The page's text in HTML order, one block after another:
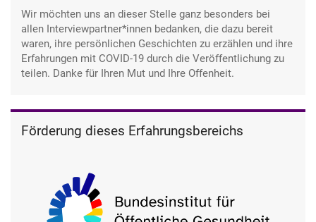
Wir möchten uns an dieser Stelle ganz besonders bei
allen Interviewpartner*innen bedanken, die dazu bereit
waren, ihre persönlichen Geschichten zu erzählen und ihre
Erfahrungen mit COVID-19 durch die Veröffentlichung zu
teilen. Danke für Ihren Mut und Ihre Offenheit.
Förderung dieses Erfahrungsbereichs